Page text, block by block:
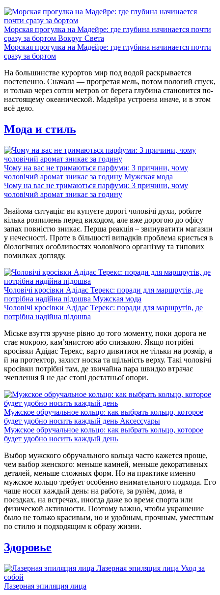
Морская прогулка на Мадейре: где глубина начинается почти
сразу за бортом Вокруг Света
Морская прогулка на Мадейре: где глубина начинается почти
сразу за бортом
На большинстве курортов мир под водой раскрывается
постепенно. Сначала — прогретая мель, потом пологий спуск,
и только через сотни метров от берега глубина становится по-
настоящему океанической. Мадейра устроена иначе, и в этом
всё дело.
Мода и стиль
Чому на вас не тримаються парфуми: 3 причини, чому
чоловічий аромат зникає за годину Мужская мода
Чому на вас не тримаються парфуми: 3 причини, чому
чоловічий аромат зникає за годину
Знайома ситуація: ви купуєте дорогі чоловічі духи, робите
кілька розпилень перед виходом, але вже дорогою до офісу
запах повністю зникає. Перша реакція – звинуватити магазин
у нечесності. Проте в більшості випадків проблема криється в
біологічних особливостях чоловічого організму та типових
помилках догляду.
Чоловічі кросівки Адідас Терекс: поради для маршрутів, де
потрібна надійна підошва Мужская мода
Чоловічі кросівки Адідас Терекс: поради для маршрутів, де
потрібна надійна підошва
Міське взуття зручне рівно до того моменту, поки дорога не
стає мокрою, кам’янистою або слизькою. Якщо потрібні
кросівки Адідас Терекс, варто дивитися не тільки на розмір, а
й на протектор, захист носка та щільність верху. Такі чоловічі
кросівки потрібні там, де звичайна пара швидко втрачає
зчеплення й не дає стопі достатньої опори.
Мужское обручальное кольцо: как выбрать кольцо, которое
будет удобно носить каждый день Аксессуары
Мужское обручальное кольцо: как выбрать кольцо, которое
будет удобно носить каждый день
Выбор мужского обручального кольца часто кажется проще,
чем выбор женского: меньше камней, меньше декоративных
деталей, меньше сложных форм. Но на практике именно
мужское кольцо требует особенно внимательного подхода. Его
чаще носят каждый день: на работе, за рулём, дома, в
поездках, на встречах, иногда даже во время спорта или
физической активности. Поэтому важно, чтобы украшение
было не только красивым, но и удобным, прочным, уместным
по стилю и подходящим к образу жизни.
Здоровье
Лазерная эпиляция лица Уход за
собой
Лазерная эпиляция лица